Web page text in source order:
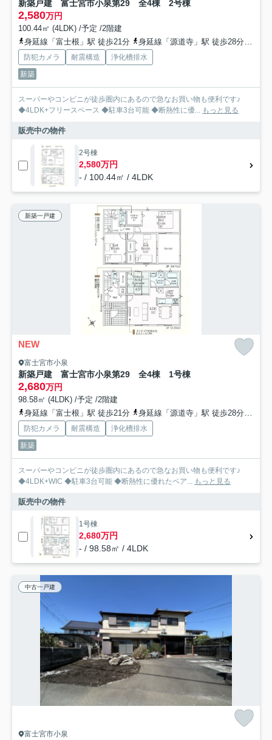
新築戸建 富士宮市小泉第29 全4棟 2号棟
2,580万円
100.44㎡ (4LDK) /予定 /2階建
身延線「富士根」駅 徒歩21分
身延線「源道寺」駅 徒歩28分
防犯カメラ 耐震構造
浄化槽排水
新築
スーパーやコンビニが徒歩圏内にあるので急なお買い物も便利です♪
◆4LDK+フリースペース ◆駐車3台可能 ◆断熱性に優... もっと見る
販売中の物件
2号棟
2,580万円
- / 100.44㎡ / 4LDK
新築一戸建
NEW
富士宮市小泉
新築戸建 富士宮市小泉第29 全4棟 1号棟
2,680万円
98.58㎡ (4LDK) /予定 /2階建
身延線「富士根」駅 徒歩21分
身延線「源道寺」駅 徒歩28分
防犯カメラ 耐震構造
浄化槽排水
新築
スーパーやコンビニが徒歩圏内にあるので急なお買い物も便利です♪
◆4LDK+WIC ◆駐車3台可能 ◆断熱性に優れたペア... もっと見る
販売中の物件
1号棟
2,680万円
- / 98.58㎡ / 4LDK
中古一戸建
富士宮市小泉